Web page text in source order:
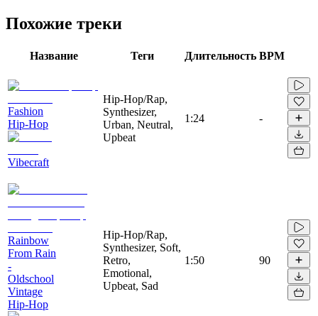
Похожие треки
Название Теги Длительность BPM
Fashion
Hip-Hop
Vibecraft
Hip-Hop/Rap,
Synthesizer,
Urban, Neutral,
Upbeat
1:24 -
Rainbow
From Rain
-
Oldschool
Vintage
Hip-Hop
Hip-Hop/Rap,
Synthesizer, Soft,
Retro,
Emotional,
Upbeat, Sad
1:50 90